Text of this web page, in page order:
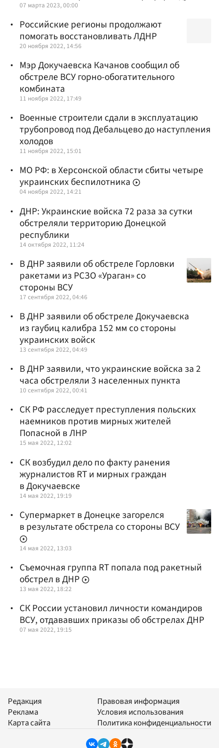
07 марта 2023, 00:00
Российские регионы продолжают
помогать восстановливать ЛДНР
20 ноября 2022, 14:56
Мэр Докучаевска Качанов сообщил об
обстреле ВСУ горно-обогатительного
комбината
11 ноября 2022, 17:49
Военные строители сдали в эксплуатацию
трубопровод под Дебальцево до наступления
холодов
11 ноября 2022, 15:01
МО РФ: в Херсонской области сбиты четыре
украинских беспилотника
04 ноября 2022, 14:21
ДНР: Украинские войска 72 раза за сутки
обстреляли территорию Донецкой
республики
14 октября 2022, 11:24
В ДНР заявили об обстреле Горловки
ракетами из РСЗО «Ураган» со
стороны ВСУ
17 сентября 2022, 04:46
В ДНР заявили об обстреле Докучаевска
из гаубиц калибра 152 мм со стороны
украинских войск
13 сентября 2022, 04:49
В ДНР заявили, что украинские войска за 2
часа обстреляли 3 населенных пункта
10 сентября 2022, 00:41
СК РФ расследует преступления польских
наемников против мирных жителей
Попасной в ЛНР
15 мая 2022, 12:02
СК возбудил дело по факту ранения
журналистов RT и мирных граждан
в Докучаевске
14 мая 2022, 19:19
Супермаркет в Донецке загорелся
в результате обстрела со стороны ВСУ
14 мая 2022, 13:03
Съемочная группа RT попала под ракетный
обстрел в ДНР
13 мая 2022, 18:22
СК России установил личности командиров
ВСУ, отдававших приказы об обстрелах ДНР
07 мая 2022, 19:15
Редакция
Реклама
Карта сайта
Правовая информация
Условия использования
Политика конфиденциальности